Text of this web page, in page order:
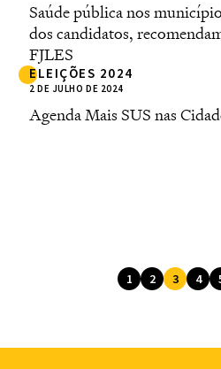
Saúde pública nos
dos candidatos,
FJLES
ELEIÇÕES 2024
2 DE JULHO DE 2024
Agenda Mais SUS nas
1 2 3 4